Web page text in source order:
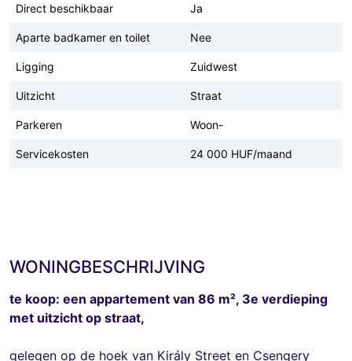
Direct beschikbaar Ja
Aparte badkamer en toilet Nee
Ligging Zuidwest
Uitzicht Straat
Parkeren Woon-
Servicekosten 24 000 HUF/maand
WONINGBESCHRIJVING
te koop: een appartement van 86 m², 3e verdieping
met uitzicht op straat,
gelegen op de hoek van Király Street en Csengery